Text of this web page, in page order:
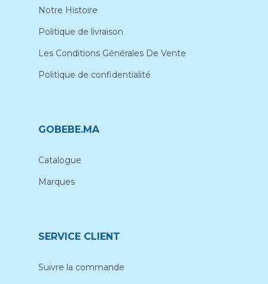
Notre Histoire
Politique de livraison
Les Conditions Générales De Vente
Politique de confidentialité
GOBEBE.MA
Catalogue
Marques
SERVICE CLIENT
Suivre la commande